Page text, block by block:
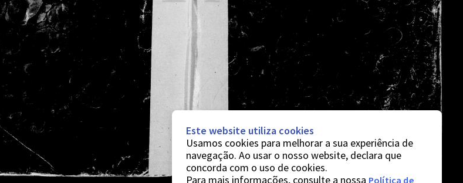
Este website utiliza cookies
Usamos cookies para melhorar a sua experiência de
navegação. Ao usar o nosso website, declara que
concorda com o uso de cookies.
Para mais informações, consulte a nossa Política de